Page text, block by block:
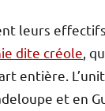
leurs
dite créole ,
entière.
et en